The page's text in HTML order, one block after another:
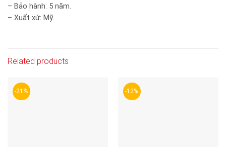
– Bảo hành: 5 năm.
– Xuất xứ: Mỹ.
Related products
-21% -12%